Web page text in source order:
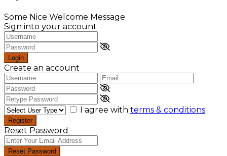
Some Nice Welcome Message
Sign into your account
Login
Create an account
I agree with terms & conditions
Register
Reset Password
Reset Password